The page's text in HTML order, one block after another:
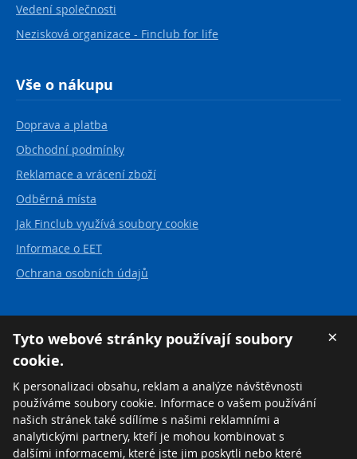
Vedení společnosti
Nezisková organizace - Finclub for life
Vše o nákupu
Doprava a platba
Obchodní podmínky
Reklamace a vrácení zboží
Odběrná místa
Jak Finclub využívá soubory cookie
Informace o EET
Ochrana osobních údajů
FINCLUB plus, a.s.
Karvinská 21
737 01 Český Těšín
Česká republika
Tel:+420 558 711 550
×
Tyto webové stránky používají soubory
cookie.
K personalizaci obsahu, reklam a analýze návštěvnosti
používáme soubory cookie. Informace o vašem používání
našich stránek také sdílíme s našimi reklamními a
analytickými partnery, kteří je mohou kombinovat s
dalšími informacemi, které jste jim poskytli nebo které